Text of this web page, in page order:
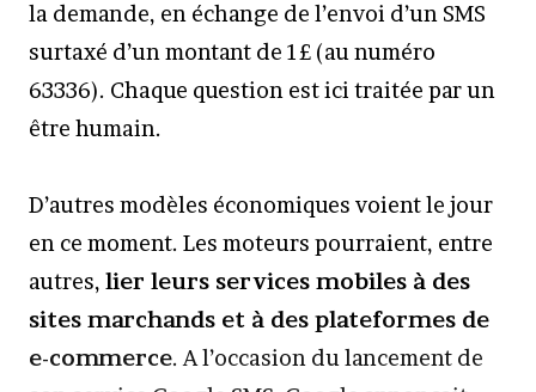
la demande, en échange de l’envoi d’un SMS
surtaxé d’un montant de 1£ (au numéro
63336). Chaque question est ici traitée par un
être humain.
D’autres modèles économiques voient le jour
en ce moment. Les moteurs pourraient, entre
autres, lier leurs services mobiles à des
sites marchands et à des plateformes de
e-commerce. A l’occasion du lancement de